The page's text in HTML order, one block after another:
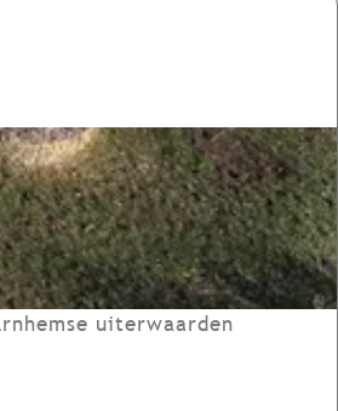
uiterwaarden